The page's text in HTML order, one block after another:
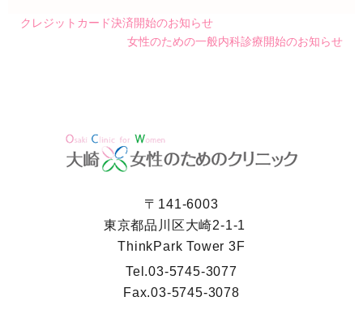
クレジットカード決済開始のお知らせ
女性のための一般内科診療開始のお知らせ
〒141-6003
東京都品川区大崎2-1-1
ThinkPark Tower 3F
Tel.03-5745-3077
Fax.03-5745-3078